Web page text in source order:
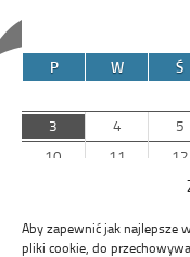
Aby zapewnić jak najlepsze
pliki cookie, do
P
W Ś
3
4 5
10
11 12
19
31